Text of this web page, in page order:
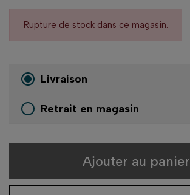
Rupture de stock dans ce magasin.
Livraison
Retrait en magasin
Ajouter au panier